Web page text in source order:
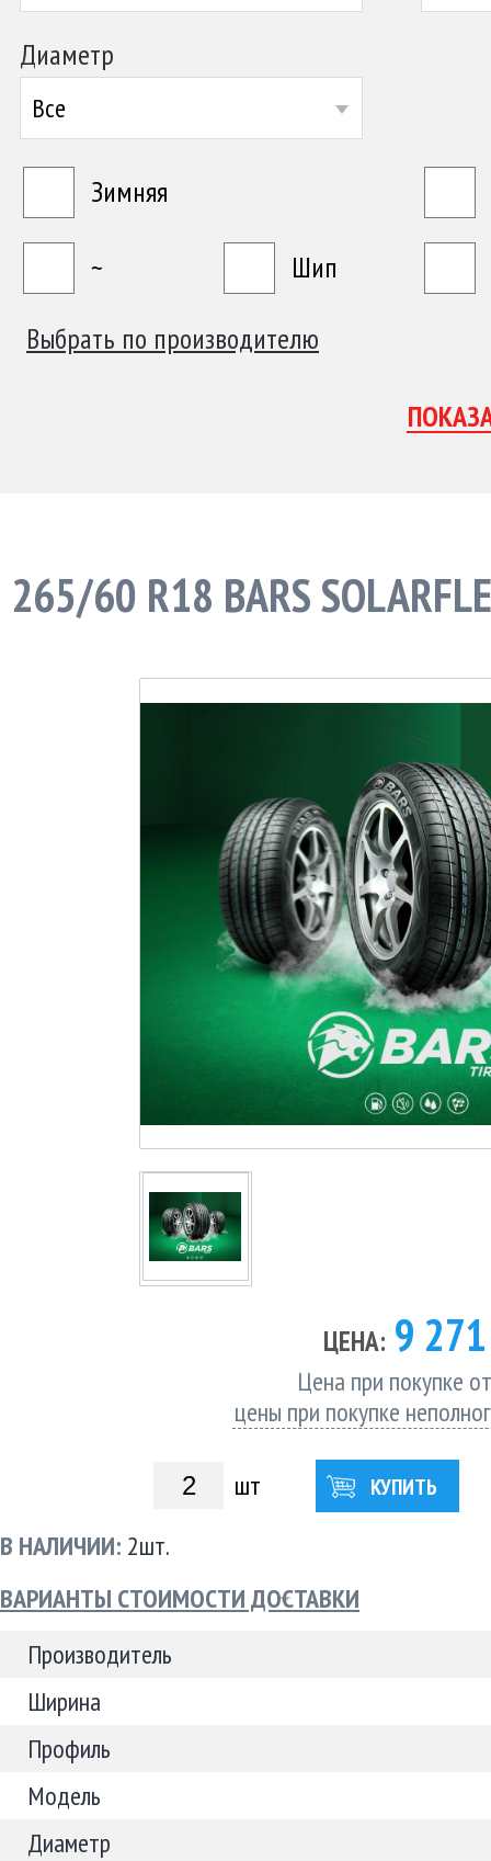
Диаметр
Все
Зимняя
~
Шип
Выбрать по производителю
265/60 R18 BARS
ЦЕНА: 9
Цена при покупке
цены при покупке
шт КУПИТЬ
В НАЛИЧИИ: 2шт.
ВАРИАНТЫ СТОИМОСТИ ДОСТАВКИ
Производитель
Ширина
Профиль
Модель
Диаметр